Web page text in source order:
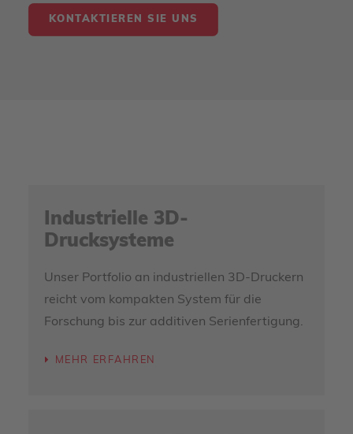
KONTAKTIEREN SIE UNS
Industrielle 3D-
Drucksysteme
Unser Portfolio an industriellen 3D-Druckern
reicht vom kompakten System für die
Forschung bis zur additiven Serienfertigung.
MEHR ERFAHREN